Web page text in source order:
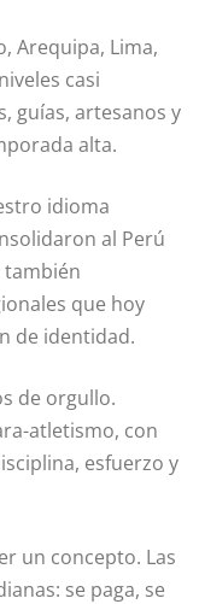
Arequipa, Lima,
casi
guías, artesanos y
alta.
idioma
al Perú
que hoy
de identidad.
de orgullo.
atletismo, con
esfuerzo y
un concepto. Las
se paga, se